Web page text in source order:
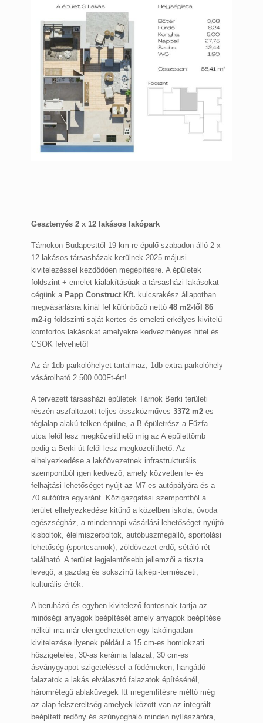
Gesztenyés 2 x 12 lakásos lakópark
Tárnokon Budapesttől 19 km-re épülő szabadon álló 2 x
12 lakásos társasházak kerülnek 2025 májusi
kivitelezéssel kezdődően megépítésre. A épületek
földszint + emelet kialakításúak a társasházi lakásokat
cégünk a Papp Construct Kft. kulcsrakész állapotban
megvásárlásra kínál fel különböző nettó 48 m2-től 86
m2-ig földszinti saját kertes és emeleti erkélyes kivitelű
komfortos lakásokat amelyekre kedvezményes hitel és
CSOK felvehető!
Az ár 1db parkolóhelyet tartalmaz, 1db extra parkolóhely
vásárolható 2.500.000Ft-ért!
A tervezett társasházi épületek Tárnok Berki területi
részén aszfaltozott teljes összközműves 3372 m2-es
téglalap alakú telken épülne, a B épületrész a Fűzfa
utca felől lesz megközelíthető míg az A épülettömb
pedig a Berki út felől lesz megközelíthető. Az
elhelyezkedése a lakóövezetnek infrastrukturális
szempontból igen kedvező, amely közvetlen le- és
felhajtási lehetőséget nyújt az M7-es autópályára és a
70 autóútra egyaránt. Közigazgatási szempontból a
terület elhelyezkedése kitűnő a közelben iskola, óvoda
egészségház, a mindennapi vásárlási lehetőséget nyújtó
kisboltok, élelmiszerboltok, autóbuszmegálló, sportolási
lehetőség (sportcsarnok), zöldövezet erdő, sétáló rét
található. A terület legjelentősebb jellemzői a tiszta
levegő, a gazdag és sokszínű tájképi-természeti,
kulturális érték.
A beruházó és egyben kivitelező fontosnak tartja az
minőségi anyagok beépítését amely anyagok beépítése
nélkül ma már elengedhetetlen egy lakóingatlan
kivitelezése ilyenek például a 15 cm-es homlokzati
hőszigetelés, 30-as kerámia falazat, 30 cm-es
ásványgyapot szigeteléssel a födémeken, hangátló
falazatok a lakás elválasztó falazatok építésénél,
háromrétegű ablaküvegek Itt megemlítésre méltó még
az alap felszereltség amelyek között van az integrált
beépített redőny és szúnyogháló minden nyílászáróra,